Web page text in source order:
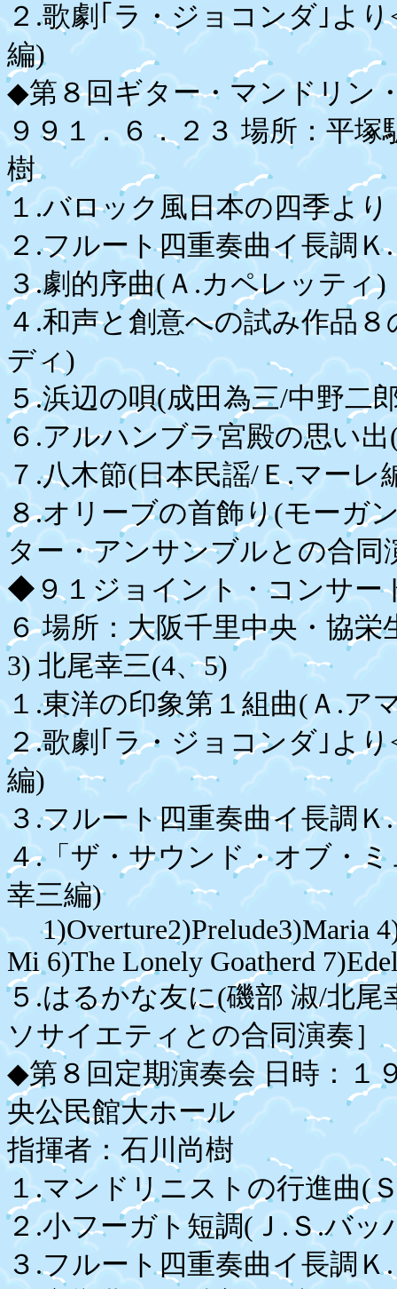
２.歌劇｢ラ・ジョコンダ｣よ
編)
◆第８回ギター・マンドリン
９９１．６．２３ 場所：平
樹
１.バロック風日本の四季よ
２.フルート四重奏曲イ長調
３.劇的序曲(Ａ.カペレッティ)
４.和声と創意への試み作品
ディ)
５.浜辺の唄(成田為三/中野二
６.アルハンブラ宮殿の思い
７.八木節(日本民謡/Ｅ.マーレ
８.オリーブの首飾り(モーガ
ター・アンサンブルとの合同
◆９１ジョイント・コンサー
６ 場所：大阪千里中央・協
3) 北尾幸三(4、5)
１.東洋の印象第１組曲(Ａ.ア
２.歌劇｢ラ・ジョコンダ｣よ
編)
３.フルート四重奏曲イ長調
４.「ザ・サウンド・オブ・
幸三編)
1)Overture2)Prelude3)Maria
Mi 6)The Lonely Goatherd
５.はるかな友に(磯部 淑/北
ソサイエティとの合同演奏］
◆第８回定期演奏会 日時：１
央公民館大ホール
指揮者：石川尚樹
１.マンドリニストの行進曲(
２.小フーガト短調(Ｊ.Ｓ.バッ
３.フルート四重奏曲イ長調